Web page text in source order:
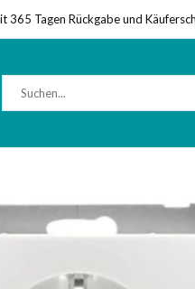
Tagen Rückgabe und